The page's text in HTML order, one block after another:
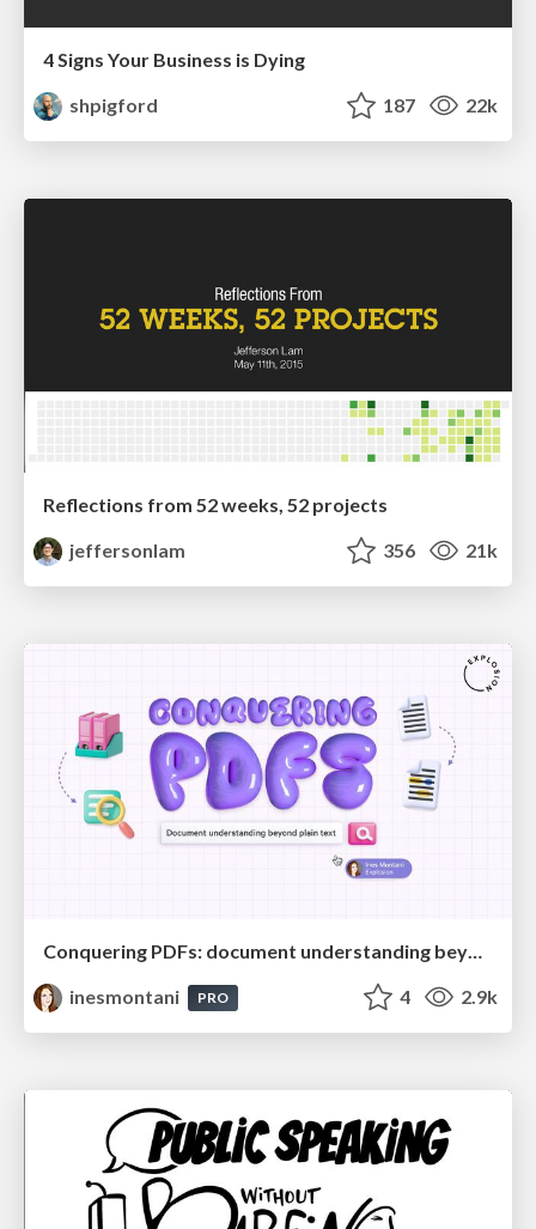
4 Signs Your Business is Dying
shpigford
187 22k
Reflections from 52 weeks, 52 projects
jeffersonlam
356 21k
Conquering PDFs: document understanding beyond plain text
inesmontani
PRO 4 2.9k